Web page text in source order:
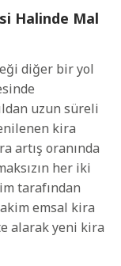
Halinde Mal
diğer bir yol
uzun süreli
kira
artış oranında
her iki
tarafından
emsal kira
alarak yeni kira